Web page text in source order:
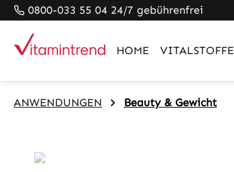
Zur Hauptnavigation springen
0800-033 55 04 24/7 gebührenfrei
HOME VITALSTOFFE
ANWENDUNGEN Beauty & Gewicht